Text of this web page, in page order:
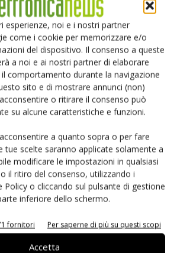
esperienze, noi e i nostri partner
come i cookie per memorizzare e/o
del dispositivo. Il consenso a queste
a noi e ai nostri partner di elaborare
comportamento durante la navigazione
sito e di mostrare annunci (non)
o ritirare il consenso può
su alcune caratteristiche e funzioni.
a quanto sopra o per fare
tue scelte saranno applicate solamente a
modificare le impostazioni in qualsiasi
il ritiro del consenso, utilizzando i
Policy o cliccando sul pulsante di gestione
inferiore dello schermo.
fornitori Per saperne di più su questi scopi
Accetta